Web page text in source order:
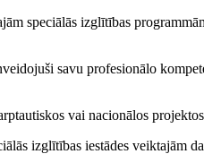
speciālās izglītības
savu profesionālo
vai nacionālos
izglītības iestādes veiktajām